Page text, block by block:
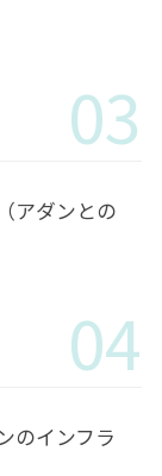
03
アダンとの
04
のインフラ